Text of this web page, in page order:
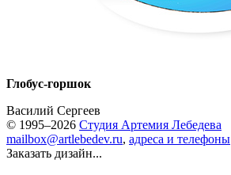
Глобус-горшок
Василий Сергеев
© 1995–2026 Студия Артемия Лебедева
mailbox@artlebedev.ru, адреса и телефоны
Заказать дизайн...